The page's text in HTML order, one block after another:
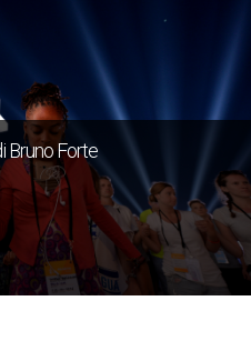
Bruno Forte